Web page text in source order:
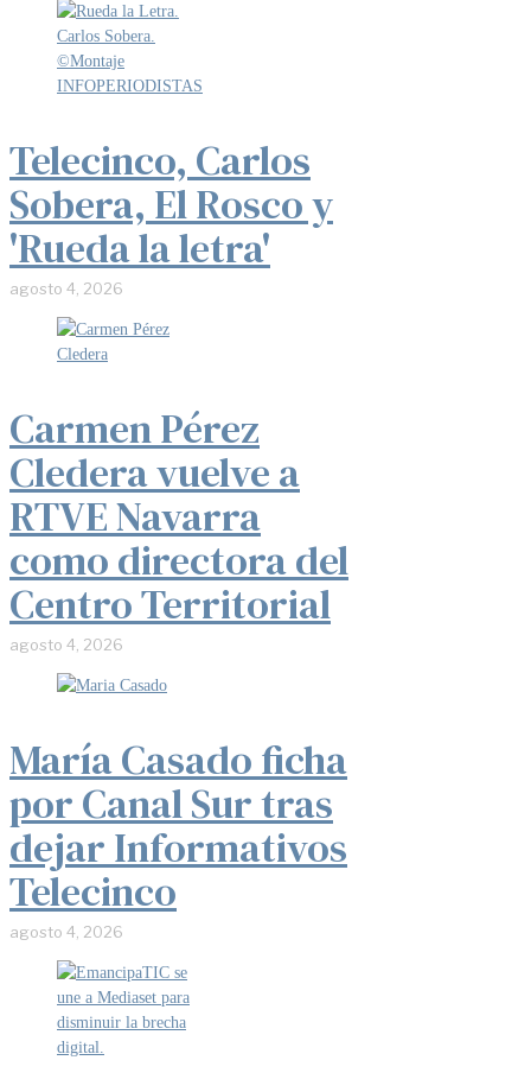
Telecinco, Carlos
Sobera, El Rosco y
'Rueda la letra'
agosto 4, 2026
Carmen Pérez
Cledera vuelve a
RTVE Navarra
como directora del
Centro Territorial
agosto 4, 2026
María Casado ficha
por Canal Sur tras
dejar Informativos
Telecinco
agosto 4, 2026